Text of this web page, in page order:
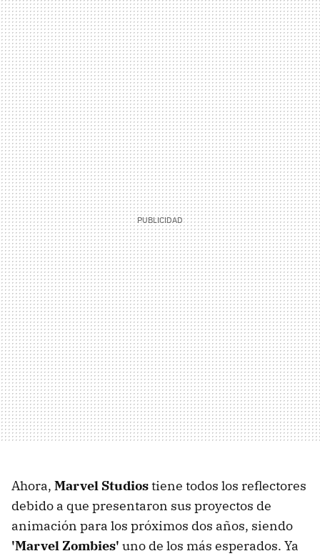
Ahora, Marvel Studiostiene todos los reflectores
debido a que presentaron sus proyectos de
animación para los próximos dos años, siendo
'Marvel Zombies' uno de los más esperados. Ya